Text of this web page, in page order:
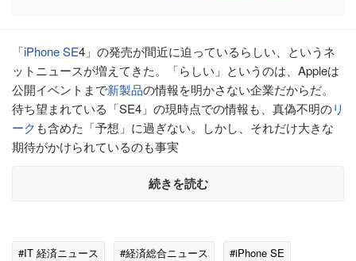
「iPhone SE4」の発売が間近に迫っているらしい、というネ
ットニュースが増えてきた。「らしい」というのは、Appleは
公開イベントまで新製品の情報を明かさない企業だからだ。
待ち望まれている「SE4」の現時点での情報も、真偽不明のリ
ーク も含めた「予想」に過ぎない。しかし、それだけ大きな
期待がかけられているのも事実
続きを読む
#IT 経済ニュース #経済総合ニュース
#iPhone SE